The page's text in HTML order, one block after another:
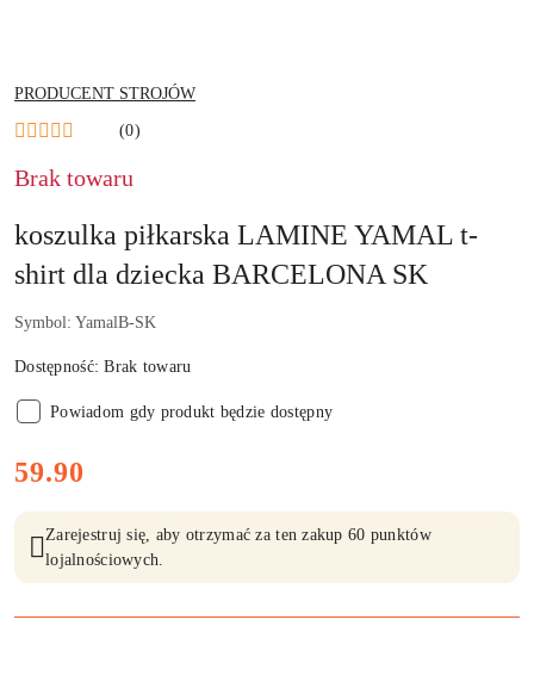
NAZWA
PRODUCENTA:
PRODUCENT STROJÓW
(0)
Brak towaru
koszulka piłkarska LAMINE YAMAL t-
shirt dla dziecka BARCELONA SK
Symbol: YamalB-SK
Dostępność:Brak towaru
Powiadom gdy produkt będzie dostępny
cena:
59.90
Zarejestruj się, aby otrzymać za ten zakup 60 punktów
lojalnościowych.